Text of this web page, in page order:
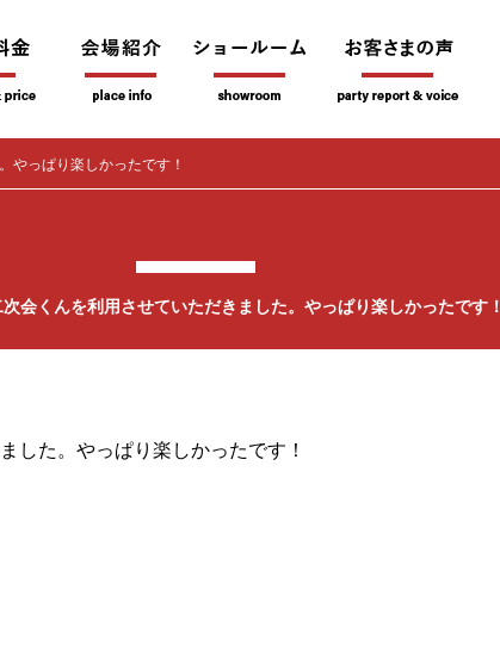
やっぱり楽しかったです！
会くんを利用させていただきました。やっぱり楽しかったです！
した。やっぱり楽しかったです！